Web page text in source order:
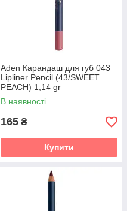
Aden Карандаш для губ 043
Lipliner Pencil (43/SWEET
PEACH) 1,14 gr
В наявності
165 ₴
Купити